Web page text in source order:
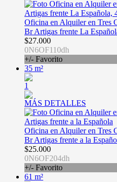
Oficina en Alquiler en Tres
Br Artigas frente La
$27.000
0N6OF110dh
+/- Favorito
35 m²
1
MÁS DETALLES
Oficina en Alquiler en Tres
Br Artigas frente a la
$25.000
0N6OF204dh
+/- Favorito
61 m²